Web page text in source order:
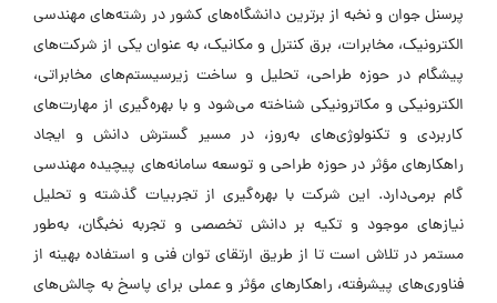
پرسنل جوان و نخبه از برترین دانشگاه‌های کشور در رشته‌های مهندسی
الکترونیک، مخابرات، برق کنترل و مکانیک، به عنوان یکی از شرکت‌های
پیشگام در حوزه طراحی، تحلیل و ساخت زیرسیستم‌های مخابراتی،
الکترونیکی و مکاترونیکی شناخته می‌شود و با بهره‌گیری از مهارت‌های
کاربردی و تکنولوژی‌های به‌روز، در مسیر گسترش دانش و ایجاد
راهکارهای مؤثر در حوزه طراحی و توسعه سامانه‌های پیچیده مهندسی
گام برمی‌دارد. این شرکت با بهره‌گیری از تجربیات گذشته و تحلیل
نیازهای موجود و تکیه بر دانش تخصصی و تجربه نخبگان، به‌طور
مستمر در تلاش است تا از طریق ارتقای توان فنی و استفاده بهینه از
فناوری‌های پیشرفته، راهکارهای مؤثر و عملی برای پاسخ به چالش‌های